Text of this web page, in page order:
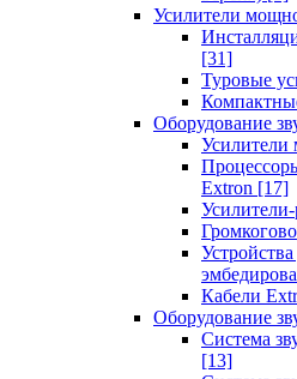
Усилители
[31]
Туровые
Оборудование
Усилители
Extron [17]
Кабели
Оборудование
Система
[13]